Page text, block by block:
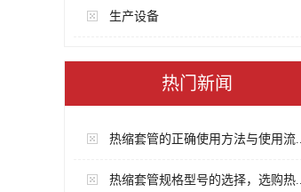
生产设备
热门新闻
热缩套管的正确使用方法与使用流...
热缩套管规格型号的选择，选购热...